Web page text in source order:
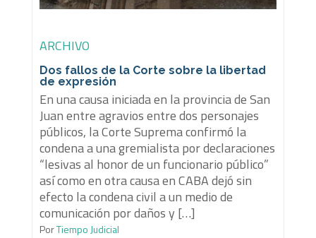
ARCHIVO
Dos fallos de la Corte sobre la libertad
de expresión
En una causa iniciada en la provincia de San
Juan entre agravios entre dos personajes
públicos, la Corte Suprema confirmó la
condena a una gremialista por declaraciones
“lesivas al honor de un funcionario público”
así como en otra causa en CABA dejó sin
efecto la condena civil a un medio de
comunicación por daños y […]
PorTiempo Judicial